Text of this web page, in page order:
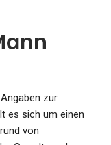
zur
es sich um einen
von